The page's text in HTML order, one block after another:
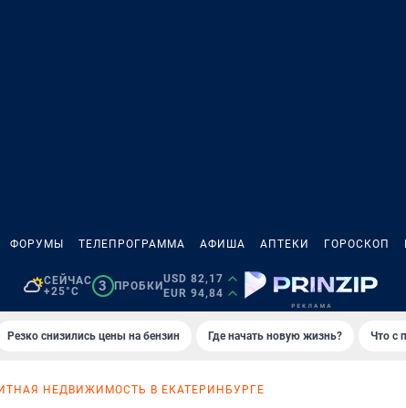
ФОРУМЫ ТЕЛЕПРОГРАММА АФИША АПТЕКИ ГОРОСКОП
СЕЙЧАС
+25°C
3 ПРОБКИ
USD 82,17
EUR 94,84
Резко снизились цены на бензин Где начать новую жизнь? Что с
НЕДВИЖИМОСТЬ В ЕКАТЕРИНБУРГЕ